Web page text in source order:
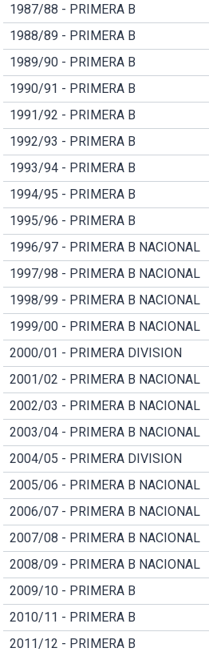
1987/88 - PRIMERA B
1988/89 - PRIMERA B
1989/90 - PRIMERA B
1990/91 - PRIMERA B
1991/92 - PRIMERA B
1992/93 - PRIMERA B
1993/94 - PRIMERA B
1994/95 - PRIMERA B
1995/96 - PRIMERA B
1996/97 - PRIMERA B NACIONAL
1997/98 - PRIMERA B NACIONAL
1998/99 - PRIMERA B NACIONAL
1999/00 - PRIMERA B NACIONAL
2000/01 - PRIMERA DIVISION
2001/02 - PRIMERA B NACIONAL
2002/03 - PRIMERA B NACIONAL
2003/04 - PRIMERA B NACIONAL
2004/05 - PRIMERA DIVISION
2005/06 - PRIMERA B NACIONAL
2006/07 - PRIMERA B NACIONAL
2007/08 - PRIMERA B NACIONAL
2008/09 - PRIMERA B NACIONAL
2009/10 - PRIMERA B
2010/11 - PRIMERA B
2011/12 - PRIMERA B